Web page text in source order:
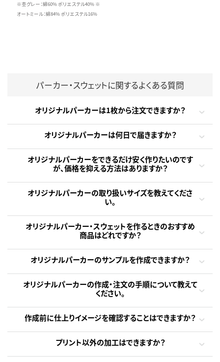
※杢グレー：綿60% ポリエステル40% ※
オートミール：綿84% ポリエステル16%
パーカー・スウェットに関するよくある質問
オリジナルパーカーは1枚から注文できますか？
オリジナルパーカーは何日で届きますか？
オリジナルパーカーをできるだけ安く作りたいのです
が、価格を抑える方法はありますか？
オリジナルパーカーの取り扱いサイズを教えてくださ
い。
オリジナルパーカー・スウェットを作るときのおすすめ
商品はどれですか？
オリジナルパーカーのサンプルを作成できますか？
オリジナルパーカーの作成・注文の手順について教えて
ください。
作成前に仕上りイメージを確認することはできますか？
プリント以外の加工はできますか？